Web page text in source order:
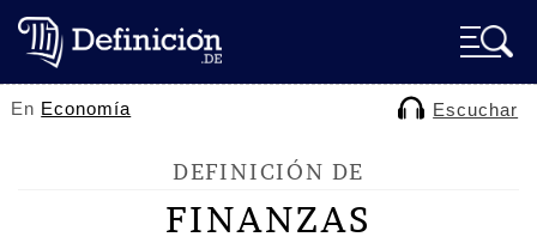
En Economía Escuchar
DEFINICIÓN DE
FINANZAS